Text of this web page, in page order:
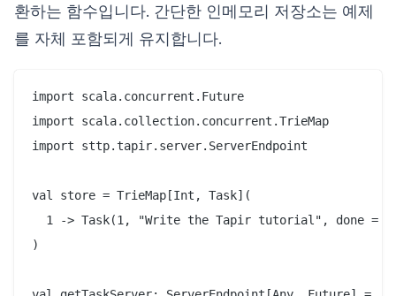
환하는 함수입니다. 간단한 인메모리 저장소는 예제
를 자체 포함되게 유지합니다.
import scala.concurrent.Future
import scala.collection.concurrent.TrieMap
import sttp.tapir.server.ServerEndpoint
val store = TrieMap[Int, Task](
1 -> Task(1, "Write the Tapir tutorial", done =
)